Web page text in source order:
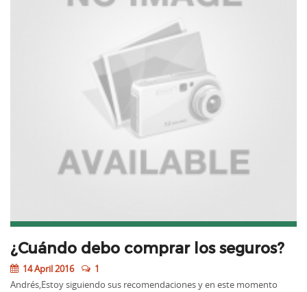
¿Cuándo debo comprar los seguros?
14 April 2016
1
Andrés,Estoy siguiendo sus recomendaciones y en este momento